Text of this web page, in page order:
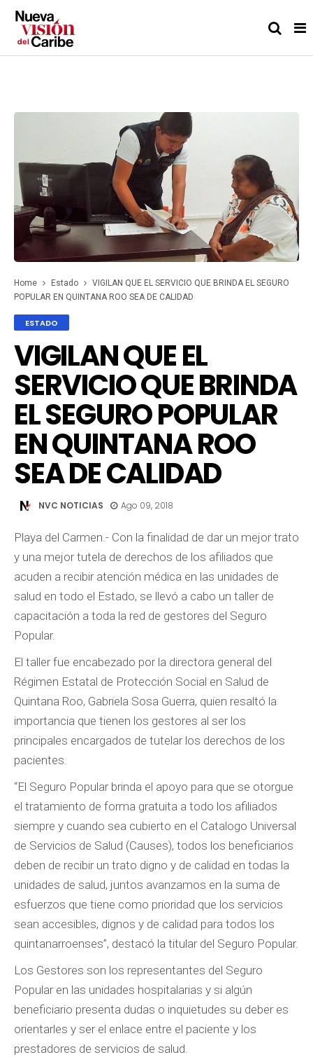
Home Estado
VIGILAN QUE EL SERVICIO QUE BRINDA EL SEGURO
POPULAR EN QUINTANA ROO SEA DE CALIDAD
ESTADO
VIGILAN QUE EL
SERVICIO QUE BRINDA
EL SEGURO POPULAR
EN QUINTANA ROO
SEA DE CALIDAD
NVC NOTICIAS Ago 09, 2018
Playa del Carmen.- Con la finalidad de dar un mejor trato
y una mejor tutela de derechos de los afiliados que
acuden a recibir atención médica en las unidades de
salud en todo el Estado, se llevó a cabo un taller de
capacitación a toda la red de gestores del Seguro
Popular.
El taller fue encabezado por la directora general del
Régimen Estatal de Protección Social en Salud de
Quintana Roo, Gabriela Sosa Guerra, quien resaltó la
importancia que tienen los gestores al ser los
principales encargados de tutelar los derechos de los
pacientes.
“El Seguro Popular brinda el apoyo para que se otorgue
el tratamiento de forma gratuita a todo los afiliados
siempre y cuando sea cubierto en el Catalogo Universal
de Servicios de Salud (Causes), todos los beneficiarios
deben de recibir un trato digno y de calidad en todas la
unidades de salud, juntos avanzamos en la suma de
esfuerzos que tiene como prioridad que los servicios
sean accesibles, dignos y de calidad para todos los
quintanarroenses”, destacó la titular del Seguro Popular.
Los Gestores son los representantes del Seguro
Popular en las unidades hospitalarias y si algún
beneficiario presenta dudas o inquietudes su deber es
orientarles y ser el enlace entre el paciente y los
prestadores de servicios de salud.